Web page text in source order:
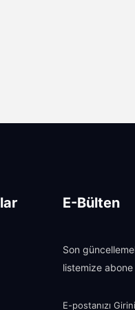
E-Bülten
Son
listemize abone